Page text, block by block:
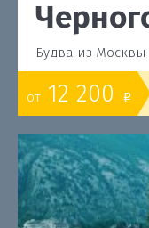
Будва из
от 12 200 o